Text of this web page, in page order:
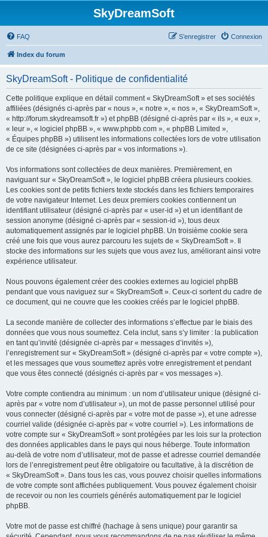
SkyDreamSoft
FAQ Connexion
S’enregistrer
Index du forum
SkyDreamSoft - Politique de confidentialité
Cette politique explique en détail comment « SkyDreamSoft » et ses sociétés
affiliées (désignés ci-après par « nous », « notre », « nos », « SkyDreamSoft »,
« http://forum.skydreamsoft.fr ») et phpBB (désigné ci-après par « ils », « eux »,
« leur », « logiciel phpBB », « www.phpbb.com », « phpBB Limited »,
« Équipes phpBB ») utilisent les informations collectées lors de votre utilisation
de ce site (désignées ci-après par « vos informations »).
Vos informations sont collectées de deux manières. Premièrement, en
naviguant sur « SkyDreamSoft », le logiciel phpBB créera plusieurs cookies.
Les cookies sont de petits fichiers texte stockés dans les fichiers temporaires
de votre navigateur Internet. Les deux premiers cookies contiennent un
identifiant utilisateur (désigné ci-après par « user-id ») et un identifiant de
session anonyme (désigné ci-après par « session-id »), tous deux
automatiquement assignés par le logiciel phpBB. Un troisième cookie sera
créé une fois que vous aurez parcouru les sujets de « SkyDreamSoft ». Il
stocke des informations sur les sujets que vous avez lus, améliorant ainsi votre
expérience utilisateur.
Nous pouvons également créer des cookies externes au logiciel phpBB
pendant que vous naviguez sur « SkyDreamSoft ». Ceux-ci sortent du cadre de
ce document, qui ne couvre que les cookies créés par le logiciel phpBB.
La seconde manière de collecter des informations s’effectue par le biais des
données que vous nous soumettez. Cela inclut, sans s’y limiter : la publication
en tant qu’invité (désignée ci-après par « messages d’invités »),
l’enregistrement sur « SkyDreamSoft » (désigné ci-après par « votre compte »),
et les messages que vous soumettez après votre enregistrement et pendant
que vous êtes connecté (désignés ci-après par « vos messages »).
Votre compte contiendra au minimum : un nom d’utilisateur unique (désigné ci-
après par « votre nom d’utilisateur »), un mot de passe personnel utilisé pour
vous connecter (désigné ci-après par « votre mot de passe »), et une adresse
courriel valide (désignée ci-après par « votre courriel »). Les informations de
votre compte sur « SkyDreamSoft » sont protégées par les lois sur la protection
des données applicables dans le pays qui nous héberge. Toute information
au-delà de votre nom d’utilisateur, mot de passe et adresse courriel demandée
lors de l’enregistrement peut être obligatoire ou facultative, à la discrétion de
« SkyDreamSoft ». Dans tous les cas, vous pouvez choisir quelles informations
de votre compte sont affichées publiquement. Vous pouvez également choisir
de recevoir ou non les courriels générés automatiquement par le logiciel
phpBB.
Votre mot de passe est chiffré (hachage à sens unique) pour garantir sa